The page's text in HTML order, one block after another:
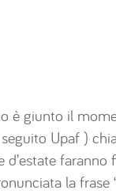
giunto il
Upaf )
d’estate
la